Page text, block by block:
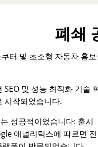
폐쇄
터 및 초소형 자동차 홍
및 성능 최적화 기술
시작되었습니다.
성공적이었습니다: 출시
애널리틱스에 따르면 전